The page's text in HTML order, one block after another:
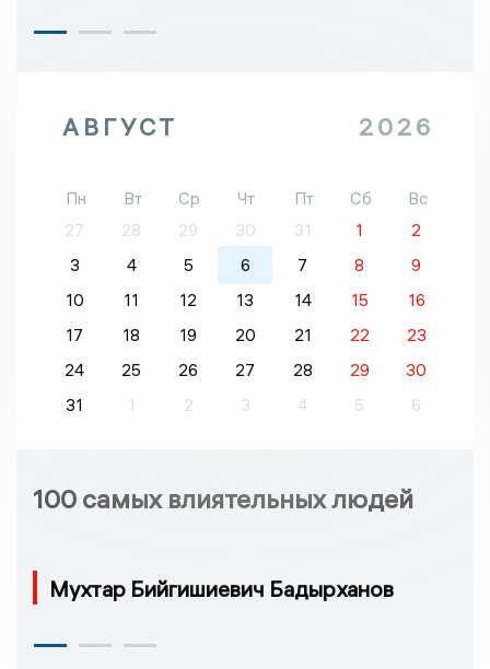
АВГУСТ 2026
Пн Вт Ср Чт Пт Сб
Вс
27
28 29 30 31 1
2
3
4 5 6 7 8
9
10
11 12 13 14 15
16
17
18 19 20 21 22
23
24
25 26 27 28 29
30
31
1 2 3 4 5 6
100 самых влиятельных людей
Мухтар Бийгишиевич Бадырханов